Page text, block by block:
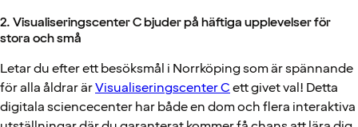
2. Visualiseringscenter C bjuder på häftiga upplevelser för
stora och små
Letar du efter ett besöksmål i Norrköping som är spännande
för alla åldrar ärVisualiseringscenter Cett givet val! Detta
digitala sciencecenter har både en dom och flera interaktiva